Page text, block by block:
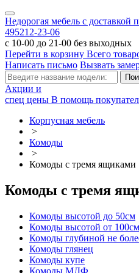
Недорогая мебель с доставкой
495212-23-06
с 10-00 до 21-00 без выходных
Перейти в корзину Всего
Написать письмо Вызвать
Акции и
спец цены В помощь
Корпусная мебель
>
Комоды
>
Комоды с тремя ящиками
Комоды с тремя
Комоды высотой до 50см
Комоды высотой от 100см
Комоды глубиной не
Комоды глянец
Комоды купе
Комоды МДФ